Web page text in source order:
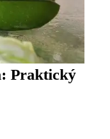
Praktický